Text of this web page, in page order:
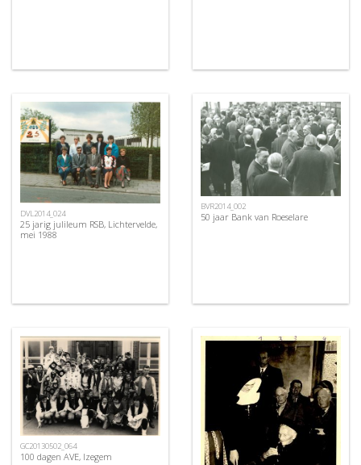
DVL2014_024
25 jarig julileum RSB, Lichtervelde,
mei 1988
BVR2014_002
50 jaar Bank van Roeselare
GC20130502_064
100 dagen AVE, Izegem